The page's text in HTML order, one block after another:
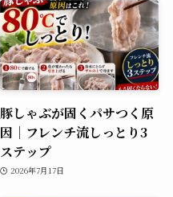
豚しゃぶが固くパサつく原
因｜フレンチ流しっとり3
ステップ
2026年7月17日